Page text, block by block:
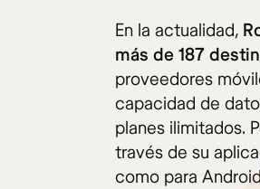
En la actualidad,
más de 187
proveedores
capacidad de
planes ilimitados.
través de su
como para